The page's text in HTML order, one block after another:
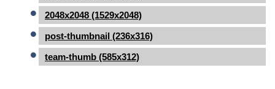
2048x2048 (1529x2048)
post-thumbnail (236x316)
team-thumb (585x312)